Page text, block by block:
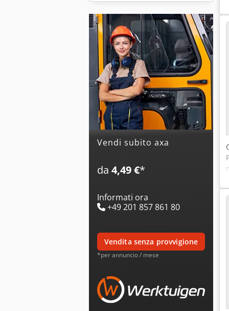
Vendi subito axa
da 4,49 €*
Informati ora
+49 201 857 861 80
vendita senza provvigione
*per annuncio / mese